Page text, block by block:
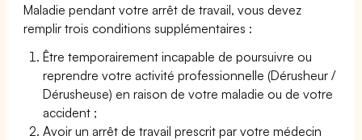
Maladie pendant votre arrêt de travail, vous devez
remplir trois conditions supplémentaires :
Être temporairement incapable de poursuivre ou
reprendre votre activité professionnelle (Dérusheur /
Dérusheuse) en raison de votre maladie ou de votre
accident ;
Avoir un arrêt de travail prescrit par votre médecin